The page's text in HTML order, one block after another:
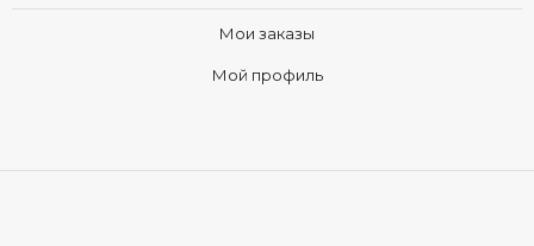
Мои заказы
Мой профиль